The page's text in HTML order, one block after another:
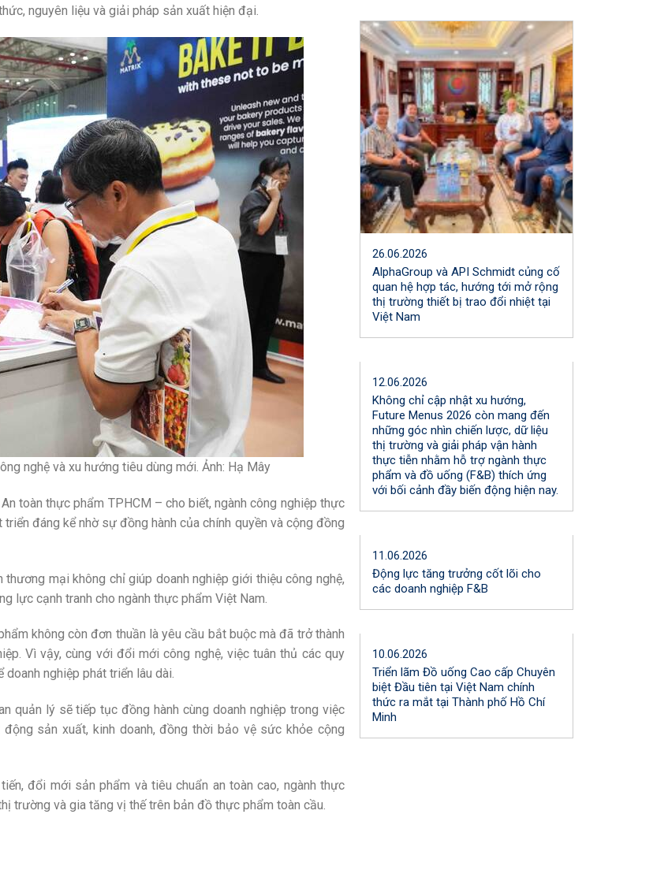
26.06.2026
AlphaGroup và API Schmidt củng cố
quan hệ hợp tác, hướng tới mở rộng
thị trường thiết bị trao đổi nhiệt tại
Việt Nam
12.06.2026
Không chỉ cập nhật xu hướng,
Future Menus 2026 còn mang đến
những góc nhìn chiến lược, dữ liệu
thị trường và giải pháp vận hành
thực tiễn nhằm hỗ trợ ngành thực
phẩm và đồ uống (F&B) thích ứng
với bối cảnh đầy biến động hiện nay.
11.06.2026
Động lực tăng trưởng cốt lõi cho
các doanh nghiệp F&B
10.06.2026
Triển lãm Đồ uống Cao cấp Chuyên
biệt Đầu tiên tại Việt Nam chính
thức ra mắt tại Thành phố Hồ Chí
Minh
nguyên liệu và giải pháp sản xuất hiện đại.
nghệ và xu hướng tiêu dùng mới. Ảnh: Hạ Mây
toàn thực phẩm TPHCM – cho biết, ngành công nghiệp thực
đáng kể nhờ sự đồng hành của chính quyền và cộng đồng
mại không chỉ giúp doanh nghiệp giới thiệu công nghệ,
lực cạnh tranh cho ngành thực phẩm Việt Nam.
không còn đơn thuần là yêu cầu bắt buộc mà đã trở thành
Vì vậy, cùng với đổi mới công nghệ, việc tuân thủ các quy
nghiệp phát triển lâu dài.
quản lý sẽ tiếp tục đồng hành cùng doanh nghiệp trong việc
sản xuất, kinh doanh, đồng thời bảo vệ sức khỏe cộng
đổi mới sản phẩm và tiêu chuẩn an toàn cao, ngành thực
trường và gia tăng vị thế trên bản đồ thực phẩm toàn cầu.